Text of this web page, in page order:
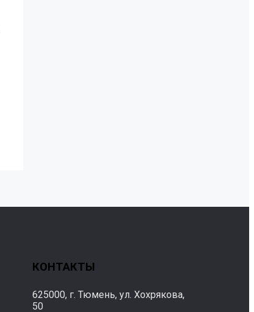
КОНТАКТЫ
625000, г. Тюмень, ул. Хохрякова,
50